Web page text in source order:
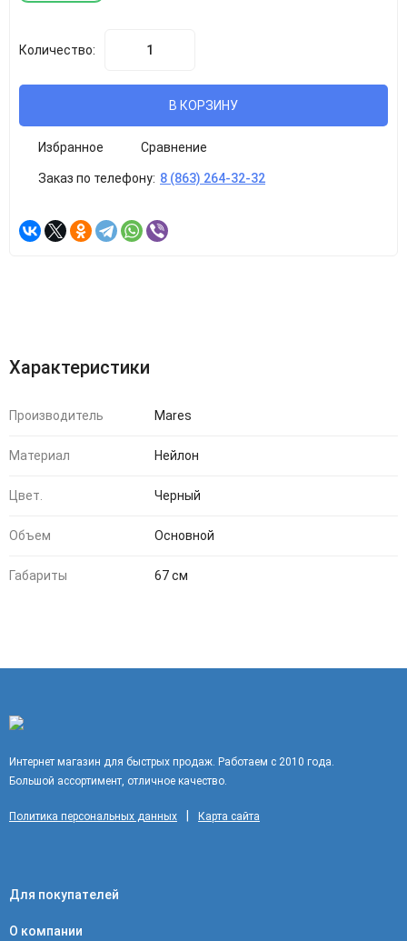
Количество:
В КОРЗИНУ
Избранное Сравнение
Заказ по телефону: 8 (863) 264-32-32
Характеристики
Производитель Mares
Материал Нейлон
Цвет. Черный
Объем Основной
Габариты 67 см
Интернет магазин для быстрых продаж. Работаем с 2010 года.
Большой ассортимент, отличное качество.
Политика персональных данных Карта сайта
Для покупателей
О компании